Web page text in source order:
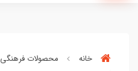
خانه محصولات فرهنگی